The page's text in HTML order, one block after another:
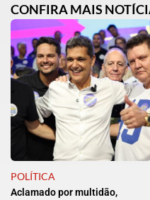
CONFIRA MAIS
POLÍTICA
Aclamado por multidão,